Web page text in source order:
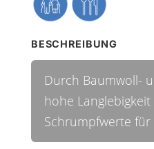
BESCHREIBUNG
Durch Baumwoll-
hohe
Schrumpfwerte für